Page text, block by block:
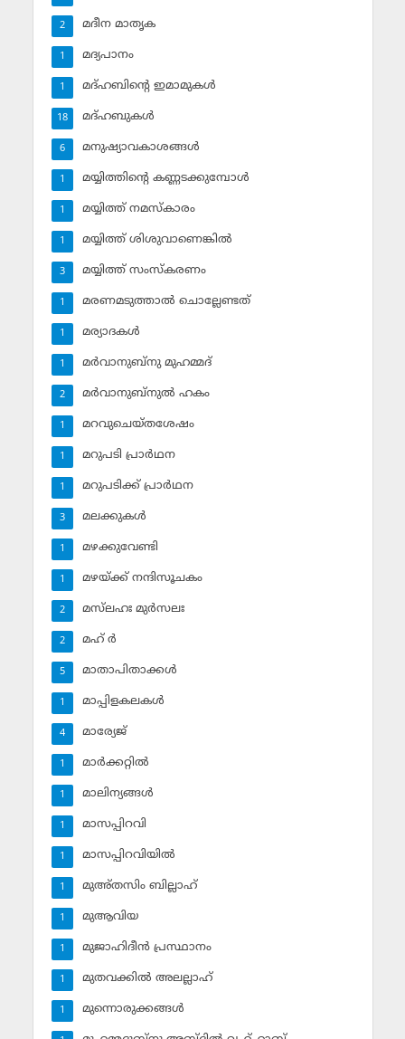
മദീന മാതൃക
2
മദ്യപാനം
1
മദ്ഹബിന്റെ ഇമാമുകള്‍
1
മദ്ഹബുകള്‍
18
മനുഷ്യാവകാശങ്ങള്‍
6
മയ്യിത്തിന്റെ കണ്ണടക്കുമ്പോള്‍
1
മയ്യിത്ത് നമസ്‌കാരം
1
മയ്യിത്ത് ശിശുവാണെങ്കില്‍
1
മയ്യിത്ത് സംസ്‌കരണം
3
മരണമടുത്താല്‍ ചൊല്ലേണ്ടത്
1
മര്യാദകള്‍
1
മര്‍വാനുബ്‌നു മുഹമ്മദ്
1
മര്‍വാനുബ്‌നുല്‍ ഹകം
2
മറവുചെയ്തശേഷം
1
മറുപടി പ്രാര്‍ഥന
1
മറുപടിക്ക് പ്രാര്‍ഥന
1
മലക്കുകള്‍
3
മഴക്കുവേണ്ടി
1
മഴയ്ക്ക് നന്ദിസൂചകം
1
മസ്‌ലഹഃ മുര്‍സലഃ
2
മഹ് ര്‍
2
മാതാപിതാക്കള്‍
5
മാപ്പിളകലകള്‍
1
മാര്യേജ്
4
മാര്‍ക്കറ്റില്‍
1
മാലിന്യങ്ങള്‍
1
മാസപ്പിറവി
1
മാസപ്പിറവിയില്‍
1
മുഅ്തസിം ബില്ലാഹ്
1
മുആവിയ
1
മുജാഹിദീന്‍ പ്രസ്ഥാനം
1
മുതവക്കില്‍ അലല്ലാഹ്
1
മുന്നൊരുക്കങ്ങള്‍
1